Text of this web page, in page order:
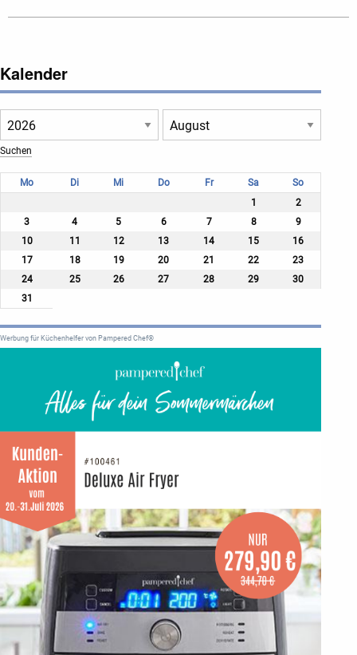
Kalender
Mo Di Mi Do Fr Sa
So
1
2
3
4 5 6 7 8
9
10
11 12 13 14 15
16
17
18 19 20 21 22
23
24
25 26 27 28 29
30
31
Werbung für Küchenhelfer von Pampered Chef®